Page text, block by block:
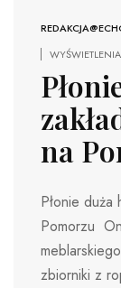
WYŚWIETLENIA
na
Płonie duża
Pomorzu
zbiorniki z